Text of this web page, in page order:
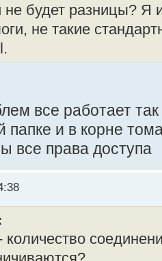
не будет разницы? Я
не такие
все работает
папке и в корне
все права доступа